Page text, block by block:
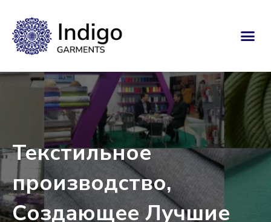
Текстильное
производство,
Создающее Лучшие